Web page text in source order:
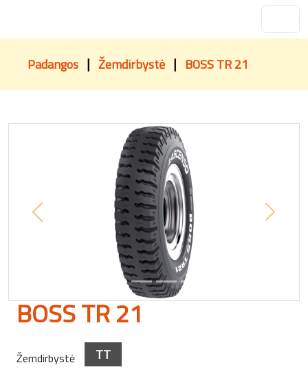
Padangos | Žemdirbystė | BOSS TR 21
Previous Next
BOSS TR 21
Žemdirbystė TT